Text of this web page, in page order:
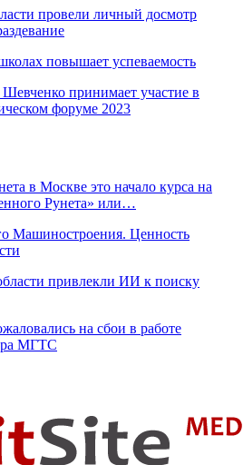
провели личный досмотр
повышает успеваемость
принимает участие в
форуме 2023
в Москве это начало курса на
Рунета» или…
Машиностроения. Ценность
привлекли ИИ к поиску
на сбои в работе
МГТС